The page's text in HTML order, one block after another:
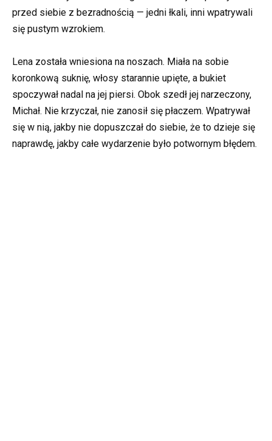
przed siebie z bezradnością — jedni łkali, inni wpatrywali
się pustym wzrokiem.
Lena została wniesiona na noszach. Miała na sobie
koronkową suknię, włosy starannie upięte, a bukiet
spoczywał nadal na jej piersi. Obok szedł jej narzeczony,
Michał. Nie krzyczał, nie zanosił się płaczem. Wpatrywał
się w nią, jakby nie dopuszczał do siebie, że to dzieje się
naprawdę, jakby całe wydarzenie było potwornym błędem.